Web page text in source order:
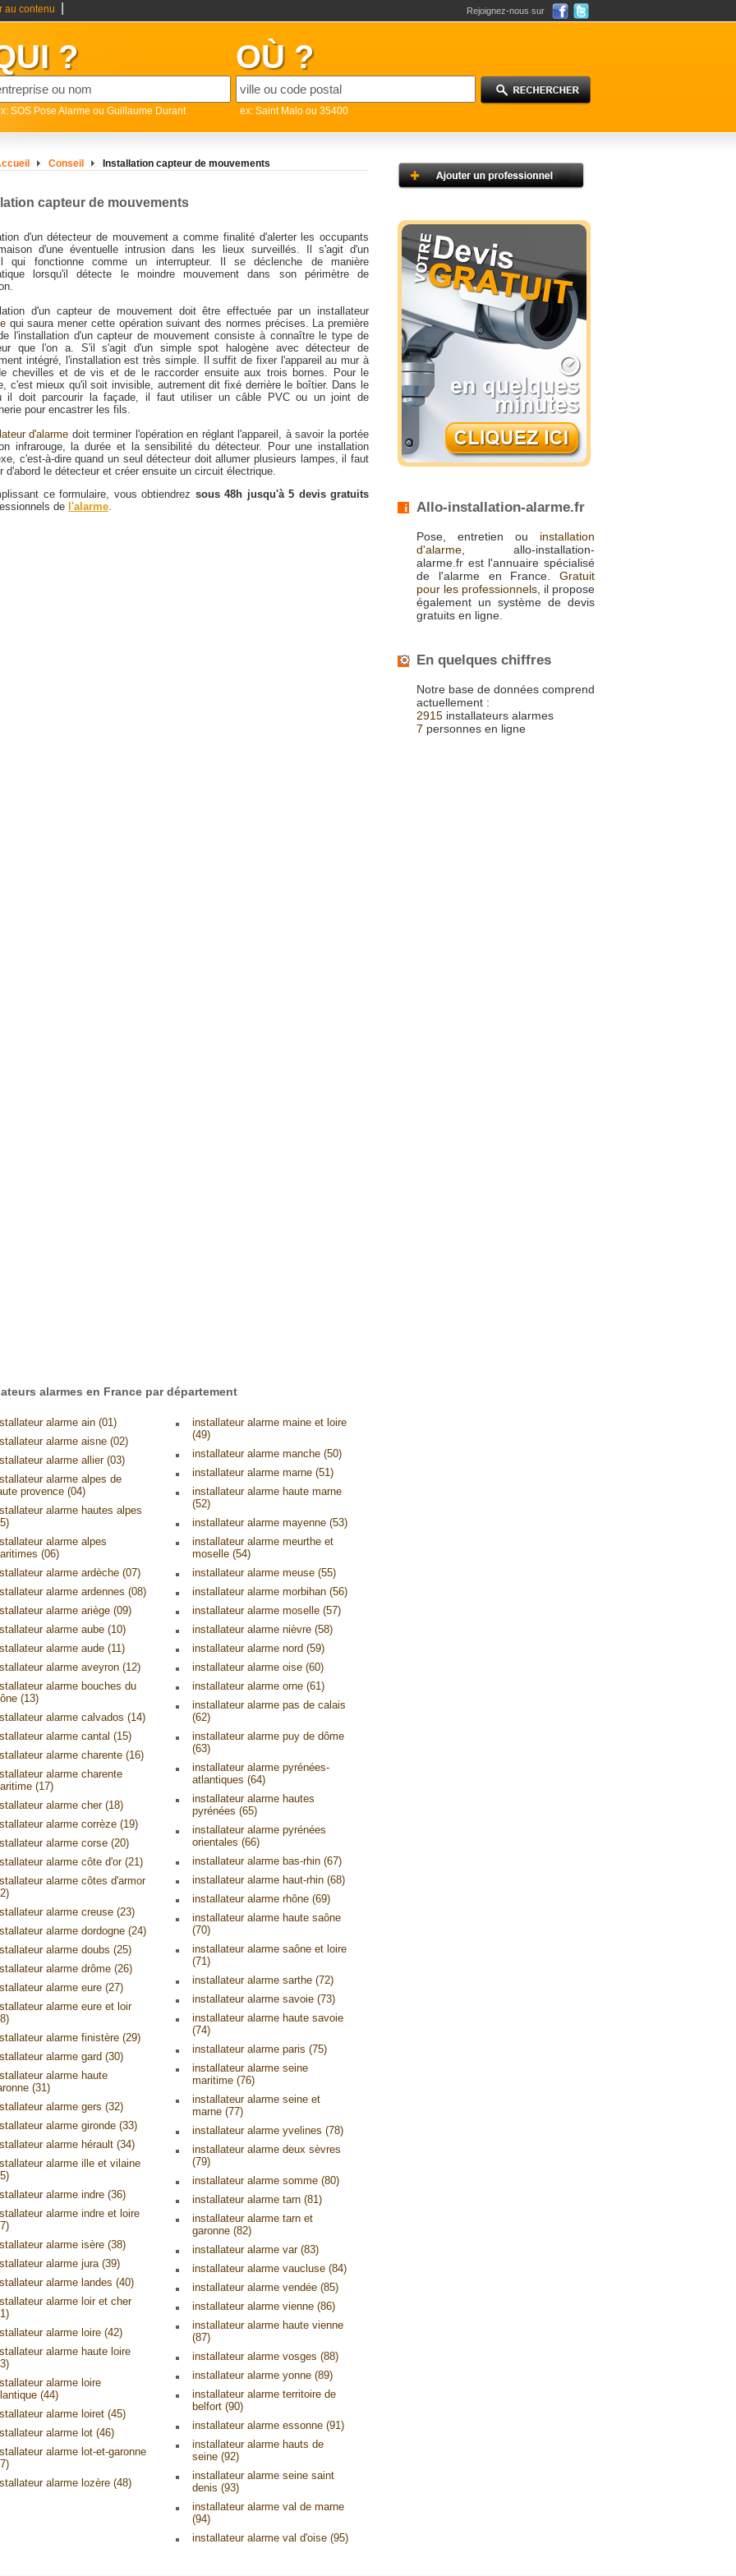
au contenu Rejoignez-nous sur
?
SOS Pose Alarme ou Guillaume Durant
OÙ ?
ex: Saint Malo ou 35400
Conseil Installation capteur de mouvements
capteur de mouvements
d'un détecteur de mouvement a comme finalité d'alerter les occupants
d'une éventuelle intrusion dans les lieux surveillés. Il s'agit d'un
qui fonctionne comme un interrupteur. Il se déclenche de manière
lorsqu'il détecte le moindre mouvement dans son périmètre de
d'un capteur de mouvement doit être effectuée par un installateur
qui saura mener cette opération suivant des normes précises. La première
l'installation d'un capteur de mouvement consiste à connaître le type de
que l'on a. S'il s'agit d'un simple spot halogène avec détecteur de
intégré, l'installation est très simple. Il suffit de fixer l'appareil au mur à
chevilles et de vis et de le raccorder ensuite aux trois bornes. Pour le
c'est mieux qu'il soit invisible, autrement dit fixé derrière le boîtier. Dans le
il doit parcourir la façade, il faut utiliser un câble PVC ou un joint de
pour encastrer les fils.
d'alarme doit terminer l'opération en réglant l'appareil, à savoir la portée
infrarouge, la durée et la sensibilité du détecteur. Pour une installation
c'est-à-dire quand un seul détecteur doit allumer plusieurs lampes, il faut
d'abord le détecteur et créer ensuite un circuit électrique.
ce formulaire, vous obtiendrez sous 48h jusqu'à 5 devis gratuits
de l'alarme.
alarmes en France par département
alarme ain (01)
alarme aisne (02)
alarme allier (03)
alarme alpes de
provence (04)
alarme hautes alpes
alarme alpes
(06)
alarme ardèche (07)
alarme ardennes (08)
alarme ariège (09)
alarme aube (10)
alarme aude (11)
alarme aveyron (12)
alarme bouches du
(13)
alarme calvados (14)
alarme cantal (15)
alarme charente (16)
alarme charente
(17)
alarme cher (18)
alarme corrèze (19)
alarme corse (20)
alarme côte d'or (21)
alarme côtes d'armor
alarme creuse (23)
alarme dordogne (24)
alarme doubs (25)
alarme drôme (26)
alarme eure (27)
alarme eure et loir
alarme finistère (29)
alarme gard (30)
alarme haute
(31)
alarme gers (32)
alarme gironde (33)
alarme hérault (34)
alarme ille et vilaine
alarme indre (36)
alarme indre et loire
alarme isère (38)
alarme jura (39)
alarme landes (40)
alarme loir et cher
alarme loire (42)
alarme haute loire
alarme loire
(44)
alarme loiret (45)
alarme lot (46)
alarme lot-et-garonne
alarme lozère (48)
installateur alarme maine et loire
(49)
installateur alarme manche (50)
installateur alarme marne (51)
installateur alarme haute marne
(52)
installateur alarme mayenne (53)
installateur alarme meurthe et
moselle (54)
installateur alarme meuse (55)
installateur alarme morbihan (56)
installateur alarme moselle (57)
installateur alarme nièvre (58)
installateur alarme nord (59)
installateur alarme oise (60)
installateur alarme orne (61)
installateur alarme pas de calais
(62)
installateur alarme puy de dôme
(63)
installateur alarme pyrénées-
atlantiques (64)
installateur alarme hautes
pyrénées (65)
installateur alarme pyrénées
orientales (66)
installateur alarme bas-rhin (67)
installateur alarme haut-rhin (68)
installateur alarme rhône (69)
installateur alarme haute saône
(70)
installateur alarme saône et loire
(71)
installateur alarme sarthe (72)
installateur alarme savoie (73)
installateur alarme haute savoie
(74)
installateur alarme paris (75)
installateur alarme seine
maritime (76)
installateur alarme seine et
marne (77)
installateur alarme yvelines (78)
installateur alarme deux sèvres
(79)
installateur alarme somme (80)
installateur alarme tarn (81)
installateur alarme tarn et
garonne (82)
installateur alarme var (83)
installateur alarme vaucluse (84)
installateur alarme vendée (85)
installateur alarme vienne (86)
installateur alarme haute vienne
(87)
installateur alarme vosges (88)
installateur alarme yonne (89)
installateur alarme territoire de
belfort (90)
installateur alarme essonne (91)
installateur alarme hauts de
seine (92)
installateur alarme seine saint
denis (93)
installateur alarme val de marne
(94)
installateur alarme val d'oise (95)
Allo-installation-alarme.fr
Pose, entretien ou installation
d'alarme , allo-installation-
alarme.fr est l'annuaire spécialisé
de l'alarme en France. Gratuit
pour les professionnels , il propose
également un système de devis
gratuits en ligne.
En quelques chiffres
Notre base de données comprend
actuellement :
2915 installateurs alarmes
7 personnes en ligne